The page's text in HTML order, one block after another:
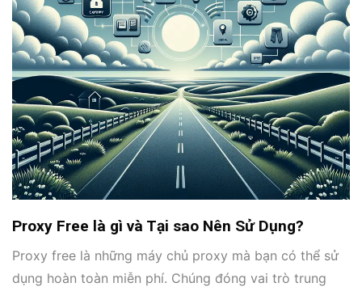
Proxy Free là gì và Tại sao Nên Sử Dụng?
Proxy free là những máy chủ proxy mà bạn có thể sử
dụng hoàn toàn miễn phí. Chúng đóng vai trò trung